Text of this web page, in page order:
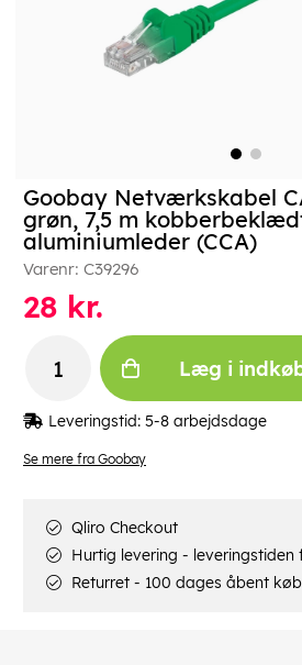
Se mere fra Goobay
Goobay Netværkskabel
grøn, 7,5 m
aluminiumleder (CCA)
Varenr: C39296
28 kr.
Læg i
Leveringstid: 5-8 arbejdsdage
Qliro Checkout
Hurtig levering - leveringstiden
Returret - 100 dages åbent køb